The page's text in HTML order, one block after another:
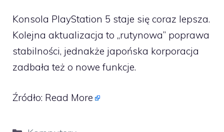
Konsola PlayStation 5 staje się coraz lepsza.
Kolejna aktualizacja to „rutynowa” poprawa
stabilności, jednakże japońska korporacja
zadbała też o nowe funkcje.
Źródło: Read More